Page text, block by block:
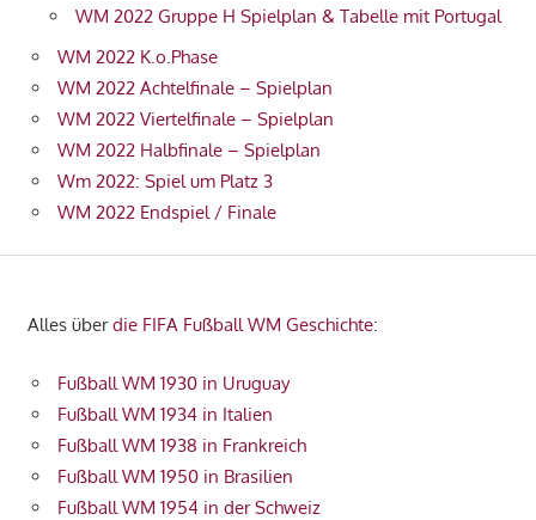
WM 2022 Gruppe H Spielplan & Tabelle mit Portugal
WM 2022 K.o.Phase
WM 2022 Achtelfinale – Spielplan
WM 2022 Viertelfinale – Spielplan
WM 2022 Halbfinale – Spielplan
Wm 2022: Spiel um Platz 3
WM 2022 Endspiel / Finale
Alles überdie FIFA Fußball WM Geschichte:
Fußball WM 1930 in Uruguay
Fußball WM 1934 in Italien
Fußball WM 1938 in Frankreich
Fußball WM 1950 in Brasilien
Fußball WM 1954 in der Schweiz